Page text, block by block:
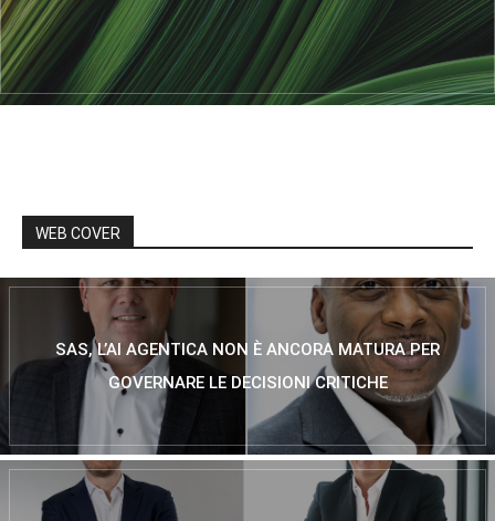
WEB COVER
SAS, L’AI AGENTICA NON È ANCORA MATURA PER
GOVERNARE LE DECISIONI CRITICHE